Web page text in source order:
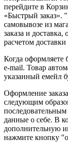
перейдите в
«Быстрый заказ».
самовывозе из
заказа и
расчетом доставки
Когда
e-mail. Товар
указанный емейл
Оформление
следующим
данные о себе. В
дополнительную
нажмите кнопку